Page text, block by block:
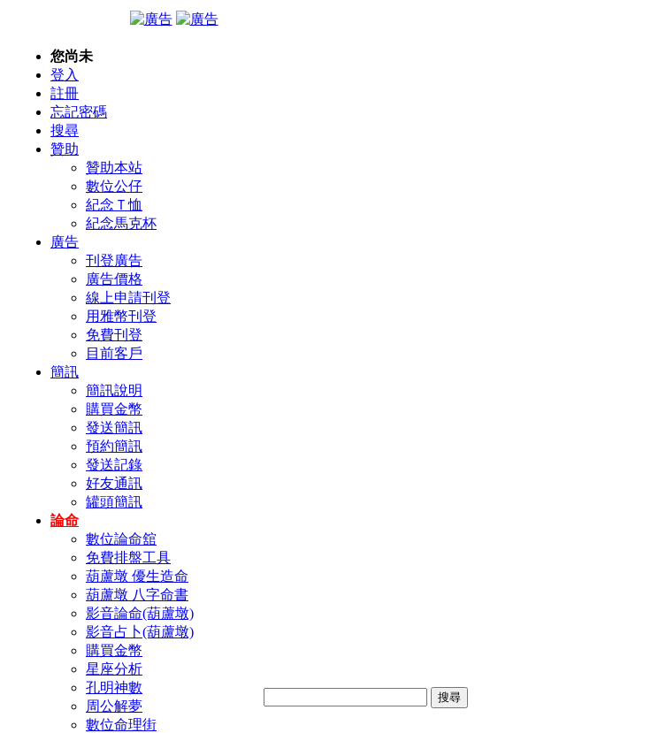
您尚未
登入
註冊
忘記密碼
搜尋
贊助
贊助本站
數位公仔
紀念Ｔ恤
紀念馬克杯
廣告
刊登廣告
廣告價格
線上申請刊登
用雅幣刊登
免費刊登
目前客戶
簡訊
簡訊說明
購買金幣
發送簡訊
預約簡訊
發送記錄
好友通訊
罐頭簡訊
論命
數位論命舘
免費排盤工具
葫蘆墩 優生造命
葫蘆墩 八字命書
影音論命(葫蘆墩)
影音占卜(葫蘆墩)
購買金幣
星座分析
孔明神數
周公解夢
數位命理街